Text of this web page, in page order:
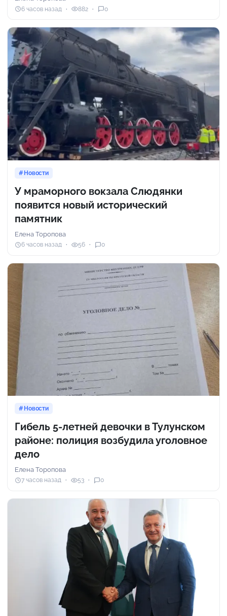
6 часов назад 882 0
Новости
У мраморного вокзала Слюдянки
появится новый исторический
памятник
Елена Торопова
6 часов назад 56 0
Новости
Гибель 5-летней девочки в Тулунском
районе: полиция возбудила уголовное
дело
Елена Торопова
7 часов назад 53 0